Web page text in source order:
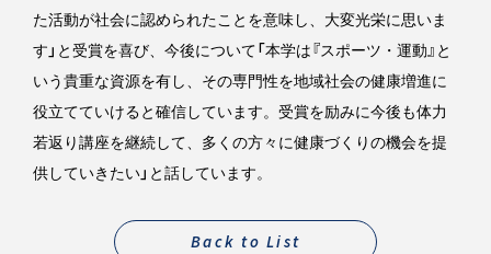
た活動が社会に認められたことを意味し、大変光栄に思いま
す」と受賞を喜び、今後について「本学は『スポーツ・運動』と
いう貴重な資源を有し、その専門性を地域社会の健康増進に
役立てていけると確信しています。受賞を励みに今後も体力
若返り講座を継続して、多くの方々に健康づくりの機会を提
供していきたい」と話しています。
Back to List